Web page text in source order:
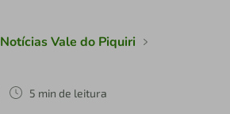
Notícias Vale do Piquiri
5 min de leitura